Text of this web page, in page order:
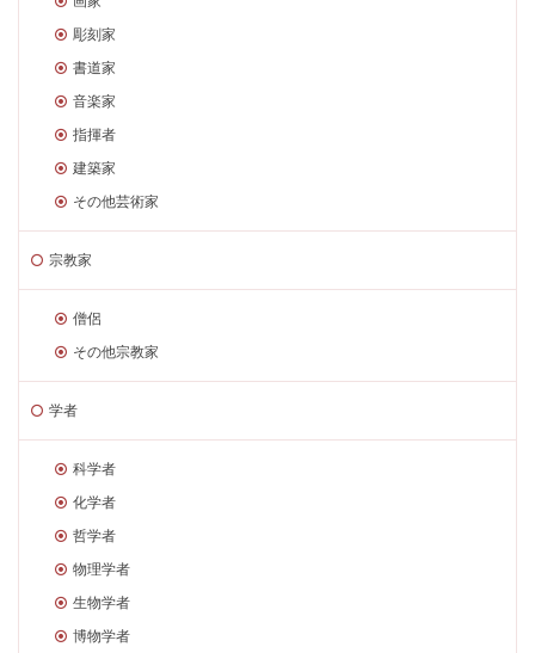
彫刻家
書道家
音楽家
指揮者
建築家
その他芸術家
宗教家
僧侶
その他宗教家
学者
科学者
化学者
哲学者
物理学者
生物学者
博物学者